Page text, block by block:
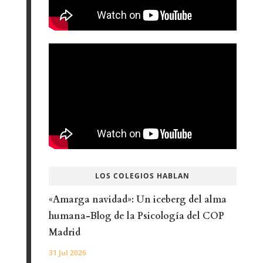
LOS COLEGIOS HABLAN
«Amarga navidad»: Un iceberg del alma
humana-Blog de la Psicología del COP
Madrid
31 Jul 2026